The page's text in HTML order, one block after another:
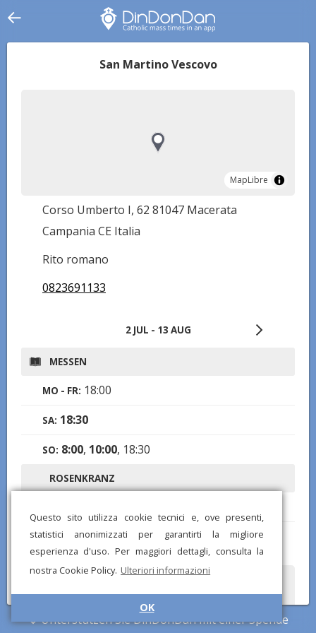
Questo sito utilizza cookie tecnici e, ove presenti,
statistici anonimizzati per garantirti la migliore
esperienza d'uso. Per maggiori dettagli, consulta la
nostra Cookie Policy. Ulteriori informazioni
OK
San Martino Vescovo
MapLibre
MapLibre
Corso Umberto I, 62 81047 Macerata
Campania CE Italia
Rito romano
0823691133
2 JUL - 13 AUG
MESSEN
MO - FR: 18:00
SA: 18:30
SO: 8:00, 10:00, 18:30
ROSENKRANZ
SA, SO:19:00
Senden Sie uns einen Bericht und wir werden so schnell wie
Unterstützen Sie DinDonDan mit einer Spende